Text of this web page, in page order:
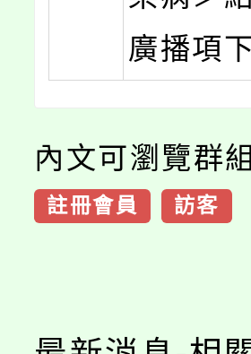
廣播項
內文可瀏覽群
註冊會員 訪客